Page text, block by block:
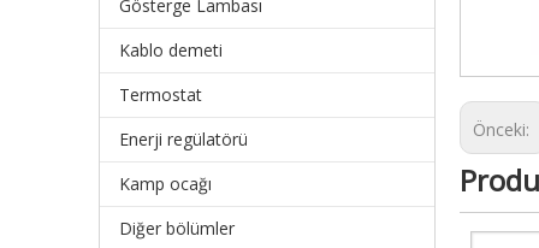
Gösterge Lambası
Kablo demeti
Termostat
Enerji regülatörü
Kamp ocağı
Diğer bölümler
Önceki: